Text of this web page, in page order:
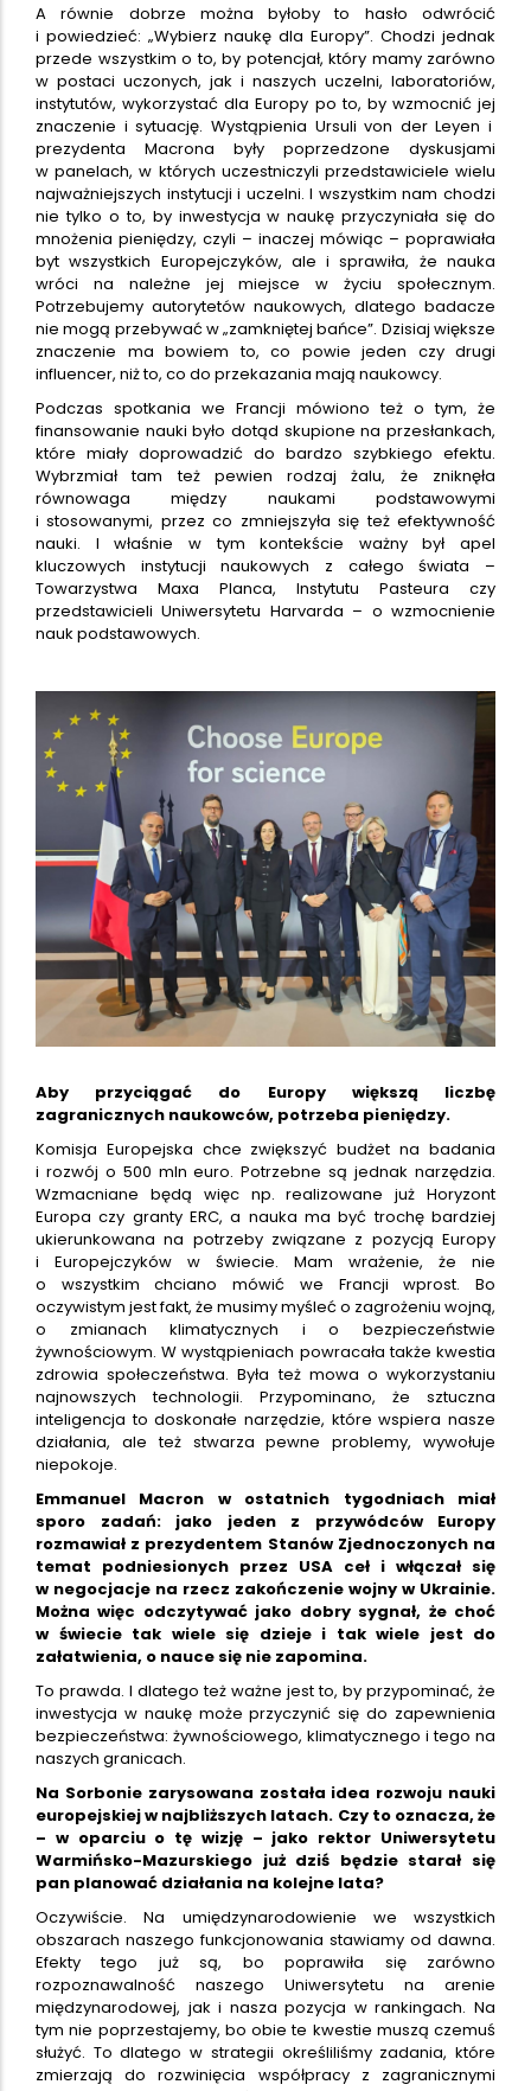
A równie dobrze można byłoby to hasło odwrócić
i powiedzieć: „Wybierz naukę dla Europy”. Chodzi jednak
przede wszystkim o to, by potencjał, który mamy zarówno
w postaci uczonych, jak i naszych uczelni, laboratoriów,
instytutów, wykorzystać dla Europy po to, by wzmocnić jej
znaczenie i sytuację. Wystąpienia Ursuli von der Leyen i
prezydenta Macrona były poprzedzone dyskusjami
w panelach, w których uczestniczyli przedstawiciele wielu
najważniejszych instytucji i uczelni. I wszystkim nam chodzi
nie tylko o to, by inwestycja w naukę przyczyniała się do
mnożenia pieniędzy, czyli – inaczej mówiąc – poprawiała
byt wszystkich Europejczyków, ale i sprawiła, że nauka
wróci na należne jej miejsce w życiu społecznym.
Potrzebujemy autorytetów naukowych, dlatego badacze
nie mogą przebywać w „zamkniętej bańce”. Dzisiaj większe
znaczenie ma bowiem to, co powie jeden czy drugi
influencer, niż to, co do przekazania mają naukowcy.
Podczas spotkania we Francji mówiono też o tym, że
finansowanie nauki było dotąd skupione na przesłankach,
które miały doprowadzić do bardzo szybkiego efektu.
Wybrzmiał tam też pewien rodzaj żalu, że zniknęła
równowaga między naukami podstawowymi
i stosowanymi, przez co zmniejszyła się też efektywność
nauki. I właśnie w tym kontekście ważny był apel
kluczowych instytucji naukowych z całego świata –
Towarzystwa Maxa Planca, Instytutu Pasteura czy
przedstawicieli Uniwersytetu Harvarda – o wzmocnienie
nauk podstawowych.
Aby przyciągać do Europy większą liczbę
zagranicznych naukowców, potrzeba pieniędzy.
Komisja Europejska chce zwiększyć budżet na badania
i rozwój o 500 mln euro. Potrzebne są jednak narzędzia.
Wzmacniane będą więc np. realizowane już Horyzont
Europa czy granty ERC, a nauka ma być trochę bardziej
ukierunkowana na potrzeby związane z pozycją Europy
i Europejczyków w świecie. Mam wrażenie, że nie
o wszystkim chciano mówić we Francji wprost. Bo
oczywistym jest fakt, że musimy myśleć o zagrożeniu wojną,
o zmianach klimatycznych i o bezpieczeństwie
żywnościowym. W wystąpieniach powracała także kwestia
zdrowia społeczeństwa. Była też mowa o wykorzystaniu
najnowszych technologii. Przypominano, że sztuczna
inteligencja to doskonałe narzędzie, które wspiera nasze
działania, ale też stwarza pewne problemy, wywołuje
niepokoje.
Emmanuel Macron w ostatnich tygodniach miał
sporo zadań: jako jeden z przywódców Europy
rozmawiał z prezydentem Stanów Zjednoczonych na
temat podniesionych przez USA ceł i włączał się
w negocjacje na rzecz zakończenie wojny w Ukrainie.
Można więc odczytywać jako dobry sygnał, że choć
w świecie tak wiele się dzieje i tak wiele jest do
załatwienia, o nauce się nie zapomina.
To prawda. I dlatego też ważne jest to, by przypominać, że
inwestycja w naukę może przyczynić się do zapewnienia
bezpieczeństwa: żywnościowego, klimatycznego i tego na
naszych granicach.
Na Sorbonie zarysowana została idea rozwoju nauki
europejskiej w najbliższych latach. Czy to oznacza, że
– w oparciu o tę wizję – jako rektor Uniwersytetu
Warmińsko-Mazurskiego już dziś będzie starał się
pan planować działania na kolejne lata?
Oczywiście. Na umiędzynarodowienie we wszystkich
obszarach naszego funkcjonowania stawiamy od dawna.
Efekty tego już są, bo poprawiła się zarówno
rozpoznawalność naszego Uniwersytetu na arenie
międzynarodowej, jak i nasza pozycja w rankingach. Na
tym nie poprzestajemy, bo obie te kwestie muszą czemuś
służyć. To dlatego w strategii określiliśmy zadania, które
zmierzają do rozwinięcia współpracy z zagranicznymi